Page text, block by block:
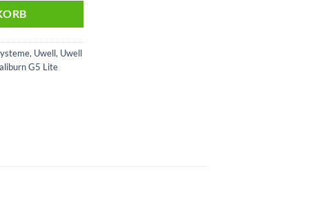
, Uwell, Uwell
G5 Lite